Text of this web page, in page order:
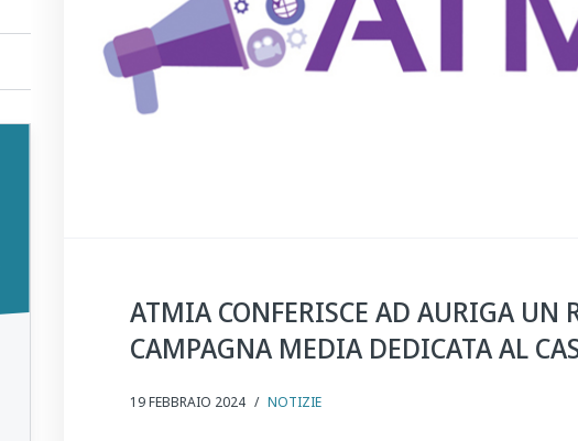
ATMIA CONFERISCE AD AURIGA UN
CAMPAGNA MEDIA DEDICATA AL
19 FEBBRAIO 2024 / NOTIZIE